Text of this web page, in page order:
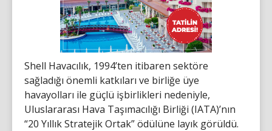
Shell Havacılık, 1994’ten itibaren sektöre
sağladığı önemli katkıları ve birliğe üye
havayolları ile güçlü işbirlikleri nedeniyle,
Uluslararası Hava Taşımacılığı Birliği (IATA)’nın
“20 Yıllık Stratejik Ortak” ödülüne layık görüldü.